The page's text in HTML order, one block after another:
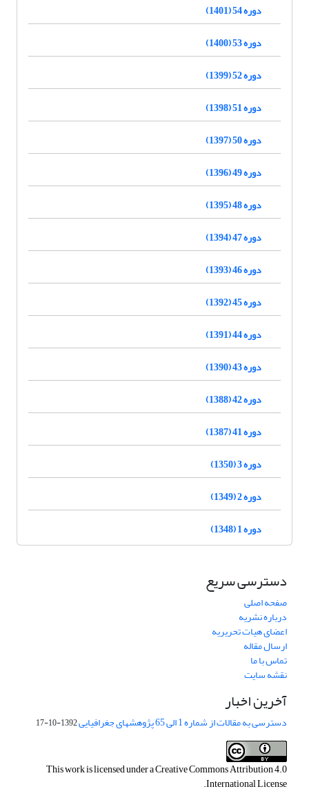
دوره 54 (1401)
دوره 53 (1400)
دوره 52 (1399)
دوره 51 (1398)
دوره 50 (1397)
دوره 49 (1396)
دوره 48 (1395)
دوره 47 (1394)
دوره 46 (1393)
دوره 45 (1392)
دوره 44 (1391)
دوره 43 (1390)
دوره 42 (1388)
دوره 41 (1387)
دوره 3 (1350)
دوره 2 (1349)
دوره 1 (1348)
دسترسی سریع
صفحه اصلی
درباره نشریه
اعضای هیات تحریریه
ارسال مقاله
تماس با ما
نقشه سایت
آخرین اخبار
دسترسی به مقالات از شماره 1 الی 65 پژوهشهای جغرافیایی 1392-10-17
This work is licensed under aCreative Commons Attribution 4.0
International License
.